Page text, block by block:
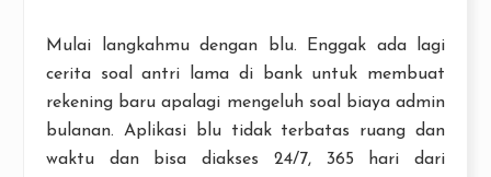
Mulai langkahmu dengan blu. Enggak ada lagi
cerita soal antri lama di bank untuk membuat
rekening baru apalagi mengeluh soal biaya admin
bulanan. Aplikasi blu tidak terbatas ruang dan
waktu dan bisa diakses 24/7, 365 hari dari